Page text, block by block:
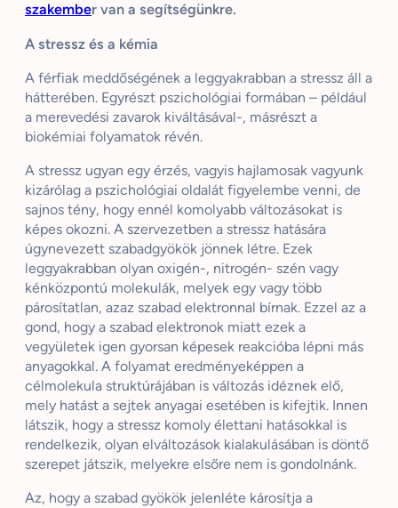
szakember van a segítségünkre.
A stressz és a kémia
A férfiak meddőségének a leggyakrabban a stressz áll a
hátterében. Egyrészt pszichológiai formában – például
a merevedési zavarok kiváltásával-, másrészt a
biokémiai folyamatok révén.
A stressz ugyan egy érzés, vagyis hajlamosak vagyunk
kizárólag a pszichológiai oldalát figyelembe venni, de
sajnos tény, hogy ennél komolyabb változásokat is
képes okozni. A szervezetben a stressz hatására
úgynevezett szabadgyökök jönnek létre. Ezek
leggyakrabban olyan oxigén-, nitrogén- szén vagy
kénközpontú molekulák, melyek egy vagy több
párosítatlan, azaz szabad elektronnal bírnak. Ezzel az a
gond, hogy a szabad elektronok miatt ezek a
vegyületek igen gyorsan képesek reakcióba lépni más
anyagokkal. A folyamat eredményeképpen a
célmolekula struktúrájában is változás idéznek elő,
mely hatást a sejtek anyagai esetében is kifejtik. Innen
látszik, hogy a stressz komoly élettani hatásokkal is
rendelkezik, olyan elváltozások kialakulásában is döntő
szerepet játszik, melyekre elsőre nem is gondolnánk.
Az, hogy a szabad gyökök jelenléte károsítja a